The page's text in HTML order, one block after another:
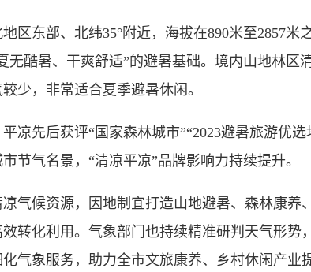
东部、北纬35°附近，海拔在890米至2857米
无酷暑、干爽舒适”的避暑基础。境内山地林区
少，非常适合夏季避暑休闲。
先后获评“国家森林城市”“2023避暑旅游优选
节气名景，“清凉平凉”品牌影响力持续提升。
候资源，因地制宜打造山地避暑、森林康养
转化利用。气象部门也持续精准研判天气形势
气象服务，助力全市文旅康养、乡村休闲产业